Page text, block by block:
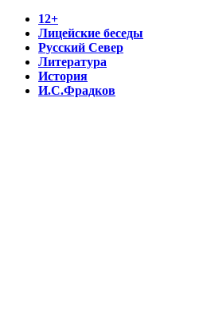
12+
Лицейские беседы
Русский Север
Литература
История
И.С.Фрадков